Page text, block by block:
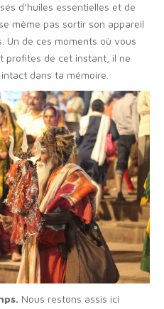
d’huiles essentielles et de
même pas sortir son appareil
Un de ces moments où vous
profites de cet instant, il ne
dans ta mémoire.
Nous restons assis ici